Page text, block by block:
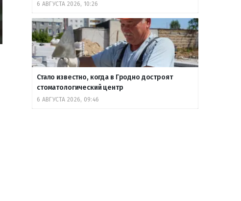
6 АВГУСТА 2026, 10:26
Стало известно, когда в Гродно достроят
стоматологический центр
6 АВГУСТА 2026, 09:46